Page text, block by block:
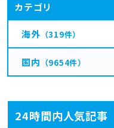
24時間内人気記事
カテゴリ
海外 （319件）
国内 （9654件）